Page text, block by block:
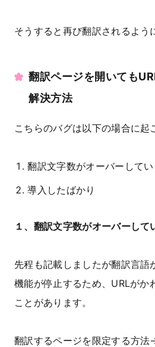
そうすると再び翻訳されるよう
翻訳ページを開いても
解決方法
こちらのバグは以下の場合に起
翻訳文字数がオーバーしてい
導入したばかり
１、翻訳文字数がオーバーして
先程も記載しましたが翻訳言語
機能が停止するため、URLがか
ことがあります。
翻訳するページを限定する方法